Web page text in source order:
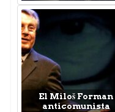
El Miloš Forman
anticomunista